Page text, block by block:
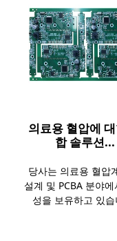
의료용 혈압에
합 솔루션...
당사는 의료용 혈압
설계 및 PCBA 분야에
성을 보유하고 있